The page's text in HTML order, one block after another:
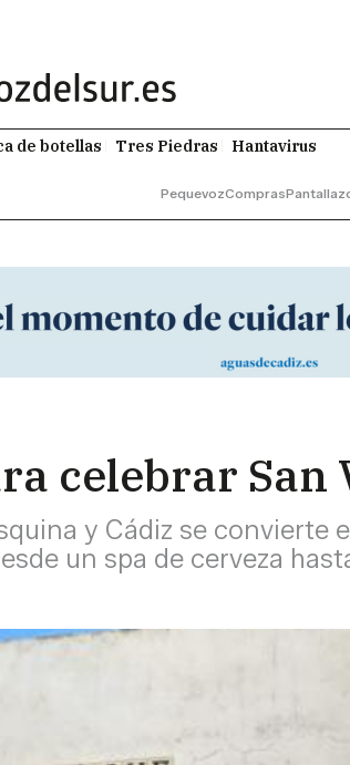
de botellas Tres Piedras Hantavirus
PequevozCompras
celebrar San
y Cádiz se
un spa de cerveza